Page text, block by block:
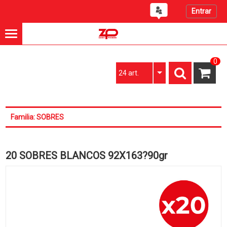
Entrar
0
24 art.
Familia: SOBRES
20 SOBRES BLANCOS 92X163?90gr